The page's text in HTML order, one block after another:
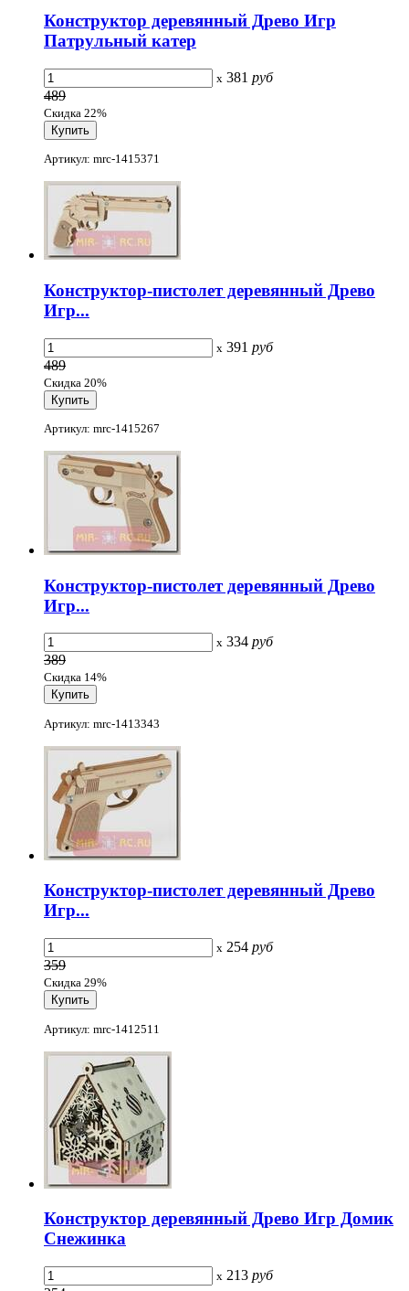
Конструктор деревянный Древо Игр
Патрульный катер
x 381 руб
489
Скидка 22%
Артикул: mrc-1415371
Конструктор-пистолет деревянный Древо
Игр...
x 391 руб
489
Скидка 20%
Артикул: mrc-1415267
Конструктор-пистолет деревянный Древо
Игр...
x 334 руб
389
Скидка 14%
Артикул: mrc-1413343
Конструктор-пистолет деревянный Древо
Игр...
x 254 руб
359
Скидка 29%
Артикул: mrc-1412511
Конструктор деревянный Древо Игр Домик
Снежинка
x 213 руб